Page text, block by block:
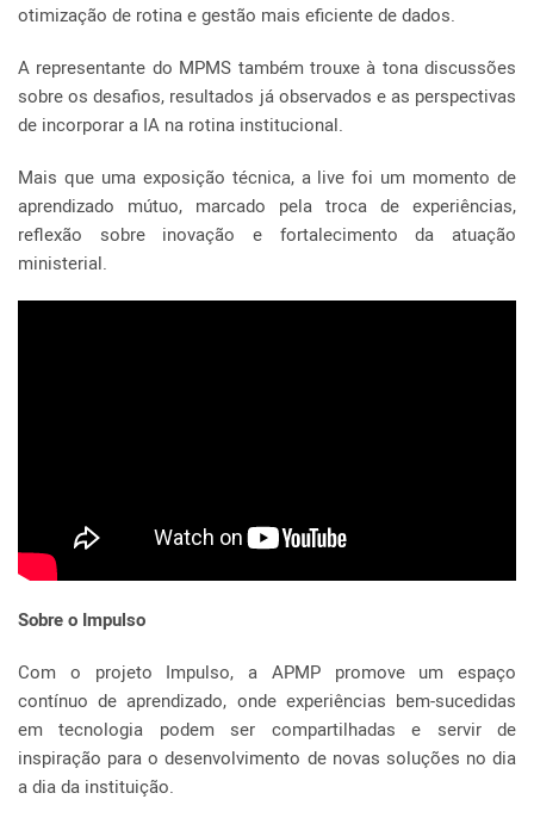
otimização de rotina e gestão mais eficiente de dados.
A representante do MPMS também trouxe à tona discussões
sobre os desafios, resultados já observados e as perspectivas
de incorporar a IA na rotina institucional.
Mais que uma exposição técnica, a live foi um momento de
aprendizado mútuo, marcado pela troca de experiências,
reflexão sobre inovação e fortalecimento da atuação
ministerial.
Sobre o Impulso
Com o projeto Impulso, a APMP promove um espaço
contínuo de aprendizado, onde experiências bem-sucedidas
em tecnologia podem ser compartilhadas e servir de
inspiração para o desenvolvimento de novas soluções no dia
a dia da instituição.